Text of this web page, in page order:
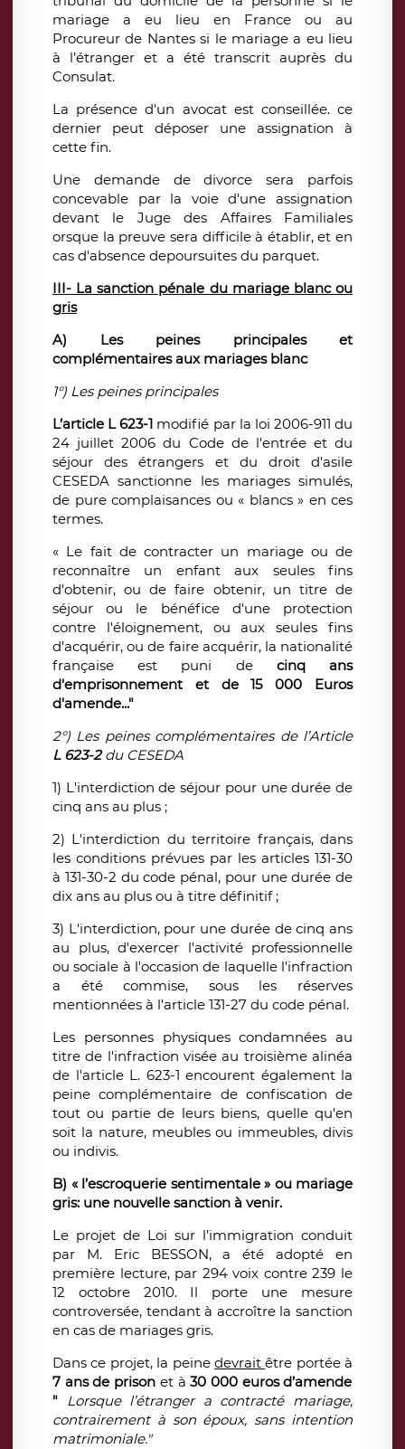
mariage a eu lieu en France ou au
Procureur de Nantes si le mariage a eu lieu
à l’étranger et a été transcrit auprès du
Consulat.
La présence d'un avocat est conseillée. ce
dernier peut déposer une assignation à
cette fin.
Une demande de divorce sera parfois
concevable par la voie d'une assignation
devant le Juge des Affaires Familiales
orsque la preuve sera difficile à établir, et en
cas d'absence depoursuites du parquet.
III- La sanction pénale du mariage blanc ou
gris
A) Les peines principales et
complémentaires aux mariages blanc
1°) Les peines principales
L’article L 623-1 modifié par la loi 2006-911 du
24 juillet 2006 du Code de l'entrée et du
séjour des étrangers et du droit d'asile
CESEDA sanctionne les mariages simulés,
de pure complaisances ou « blancs » en ces
termes.
« Le fait de contracter un mariage ou de
reconnaître un enfant aux seules fins
d'obtenir, ou de faire obtenir, un titre de
séjour ou le bénéfice d'une protection
contre l'éloignement, ou aux seules fins
d'acquérir, ou de faire acquérir, la nationalité
française est puni de cinq ans
d'emprisonnement et de 15 000 Euros
d'amende..."
2°) Les peines complémentaires de l’Article
L 623-2 du CESEDA
1) L'interdiction de séjour pour une durée de
cinq ans au plus ;
2) L'interdiction du territoire français, dans
les conditions prévues par les articles 131-30
à 131-30-2 du code pénal, pour une durée de
dix ans au plus ou à titre définitif ;
3) L'interdiction, pour une durée de cinq ans
au plus, d'exercer l'activité professionnelle
ou sociale à l'occasion de laquelle l'infraction
a été commise, sous les réserves
mentionnées à l'article 131-27 du code pénal.
Les personnes physiques condamnées au
titre de l'infraction visée au troisième alinéa
de l'article L. 623-1 encourent également la
peine complémentaire de confiscation de
tout ou partie de leurs biens, quelle qu'en
soit la nature, meubles ou immeubles, divis
ou indivis.
B) « l’escroquerie sentimentale » ou mariage
gris: une nouvelle sanction à venir.
Le projet de Loi sur l’immigration conduit
par M. Eric BESSON, a été adopté en
première lecture, par 294 voix contre 239 le
12 octobre 2010. Il porte une mesure
controversée, tendant à accroître la sanction
en cas de mariages gris.
Dans ce projet, la peine devraitêtre portée à
7 ans de prison et à30 000 euros d’amende
" Lorsque l’étranger a contracté mariage,
contrairement à son époux, sans intention
matrimoniale."